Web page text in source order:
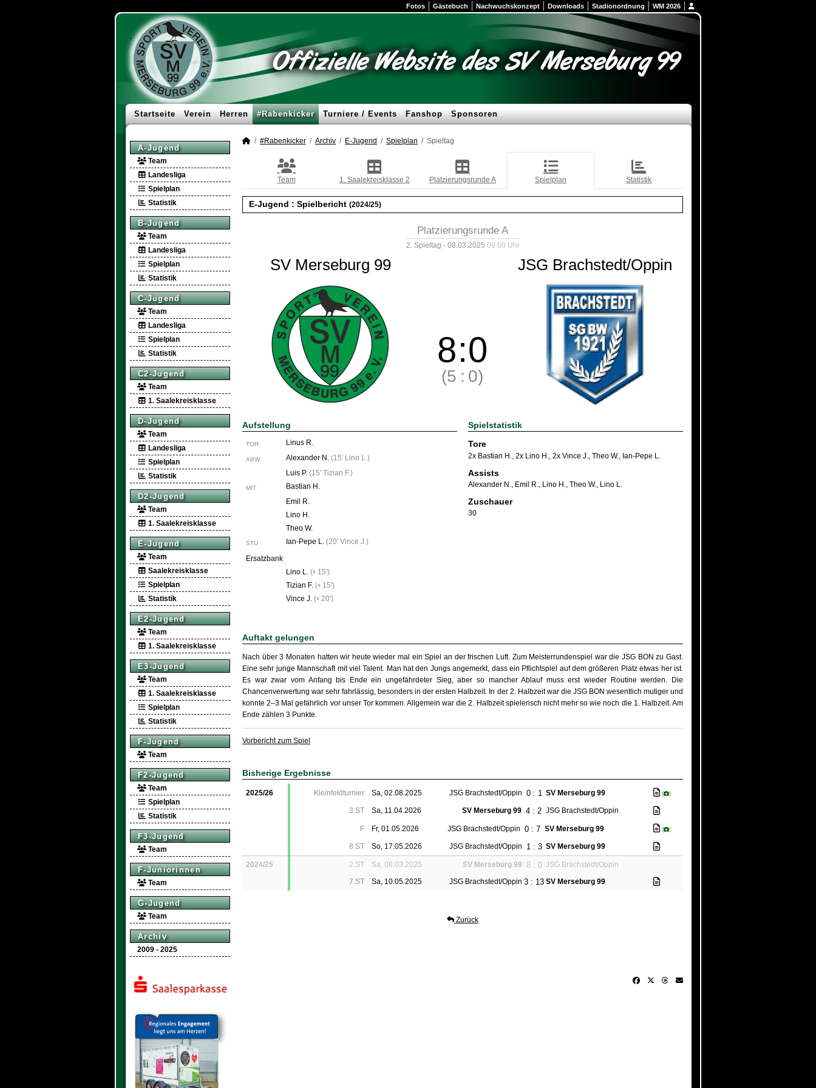
Fotos Gästebuch Nachwuchskonzept Downloads Stadionordnung WM 2026
Startseite Verein Herren #Rabenkicker Turniere / Events Fanshop Sponsoren
A-Jugend
Team
Landesliga
Spielplan
Statistik
B-Jugend
Team
Landesliga
Spielplan
Statistik
C-Jugend
Team
Landesliga
Spielplan
Statistik
C2-Jugend
Team
1. Saalekreisklasse
D-Jugend
Team
Landesliga
Spielplan
Statistik
D2-Jugend
Team
1. Saalekreisklasse
E-Jugend
Team
Saalekreisklasse
Spielplan
Statistik
E2-Jugend
Team
1. Saalekreisklasse
E3-Jugend
Team
1. Saalekreisklasse
Spielplan
Statistik
F-Jugend
Team
F2-Jugend
Team
Spielplan
Statistik
F3-Jugend
Team
F-Juniorinnen
Team
G-Jugend
Team
Archiv
2009 - 2025
#Rabenkicker Archiv E-Jugend Spielplan Spieltag
Team 1. Saalekreisklasse 2 Platzierungsrunde A Spielplan Statistik
E-Jugend : Spielbericht (2024/25)
Platzierungsrunde A
2. Spieltag - 08.03.2025 09:00 Uhr
SV Merseburg 99 JSG Brachstedt/Oppin
8:0
(5 : 0)
Aufstellung
TOR Linus R.
ABW Alexander N. (15' Lino L.)
Luis P. (15' Tizian F.)
MIT
Bastian H.
Emil R.
Lino H.
Theo W.
STU Ian-Pepe L. (20' Vince J.)
Ersatzbank
Lino L. (
15')
Tizian F. (
15')
Vince J. ( 20')
Spielstatistik
Tore
2x Bastian H. 2x Lino H. 2x Vince J. Theo W. Ian-Pepe L.
Assists
Alexander N., Emil R., Lino H., Theo W., Lino L.
Zuschauer
30
Auftakt gelungen
Nach über 3 Monaten hatten wir heute wieder mal ein Spiel an der frischen Luft. Zum Meisterrundenspiel war die JSG BON zu Gast.
Eine sehr junge Mannschaft mit viel Talent. Man hat den Jungs angemerkt, dass ein Pflichtspiel auf dem größeren Platz etwas her ist.
Es war zwar vom Anfang bis Ende ein ungefährdeter Sieg, aber so mancher Ablauf muss erst wieder Routine werden. Die
Chancenverwertung war sehr fahrlässig, besonders in der ersten Halbzeit. In der 2. Halbzeit war die JSG BON wesentlich mutiger und
konnte 2–3 Mal gefährlich vor unser Tor kommen. Allgemein war die 2. Halbzeit spielerisch nicht mehr so wie noch die 1. Halbzeit. Am
Ende zählen 3 Punkte.
Vorbericht zum Spiel
Bisherige Ergebnisse
2025/26 Kleinfeldturnier Sa, 02.08.2025 JSG Brachstedt/Oppin 0 : 1 SV Merseburg 99 ( )
3.ST Sa, 11.04.2026 SV Merseburg 99 4 : 2 JSG Brachstedt/Oppin
F Fr, 01.05.2026 JSG Brachstedt/Oppin 0 : 7 SV Merseburg 99 ( )
8.ST So, 17.05.2026 JSG Brachstedt/Oppin 1 : 3 SV Merseburg 99
2024/25 2.ST Sa, 08.03.2025 SV Merseburg 99 8 : 0 JSG Brachstedt/Oppin
7.ST
Sa, 10.05.2025 JSG Brachstedt/Oppin 3 : 13 SV Merseburg 99
Zurück